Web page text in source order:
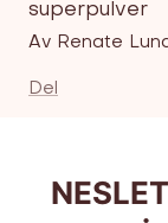
superpulver
Av Renate
Del